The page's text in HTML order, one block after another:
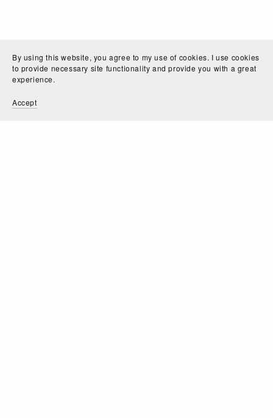
By using this website, you agree to my use of cookies. I use cookies
to provide necessary site functionality and provide you with a great
experience.
Accept